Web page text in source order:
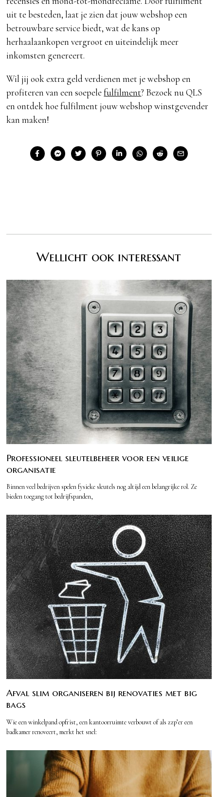
uit te besteden, laat je zien dat jouw webshop een
betrouwbare service biedt, wat de kans op
herhaalaankopen vergroot en uiteindelijk meer
inkomsten genereert.
Wil jij ook extra geld verdienen met je webshop en
profiteren van een soepelefulfilment? Bezoek nu QLS
en ontdek hoe fulfilment jouw webshop winstgevender
kan maken!
Wellicht ook interessant
Professioneel sleutelbeheer voor een veilige
organisatie
Binnen veel bedrijven spelen fysieke sleutels nog altijd een belangrijke rol. Ze
bieden toegang tot bedrijfspanden,
Afval slim organiseren bij renovaties met big
bags
Wie een winkelpand opfrist, een kantoorruimte verbouwt of als zzp’er een
badkamer renoveert, merkt het snel: